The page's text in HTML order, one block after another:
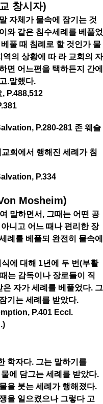
창시자)
자체가 물속에 잠기는 것
와 같은 침수세례를 베풀었
풀 때 침례로 할 것인가 물
의 상황에 따 라 교회의 자
면 어느편을 택하든지 간에
.말했다.
P.488,512
P.280-281 존 웨슬
회에서 행해진 세례가 침
P.334
Mosheim)
말하면서, 그때는 어떤 공
니고 어느 때나 편리한 장
례를 베풀되 완전히 물속에
에 대해 1년에 두 번(부활
는 감독이나 장로들이 직
자가 세례를 베풀었다. 그
기는 세례를 받았다.
P.401 Eccl.
학자다. 그는 말하기를
에 담그는 세례를 받았다.
을 붓는 세례가 행해졌다.
을 일으켰으나 그렇다 고